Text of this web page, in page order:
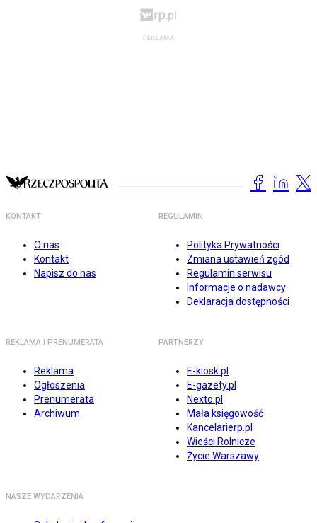
KONTAKT
O nas
Kontakt
Napisz do nas
REGULAMIN
Polityka Prywatności
Zmiana ustawień zgód
Regulamin serwisu
Informacje o nadawcy
Deklaracja dostępności
REKLAMA I PRENUMERATA
Reklama
Ogłoszenia
Prenumerata
Archiwum
PARTNERZY
E-kiosk.pl
E-gazety.pl
Nexto.pl
Mała księgowość
Kancelarierp.pl
Wieści Rolnicze
Życie Warszawy
NASZE WYDARZENIA